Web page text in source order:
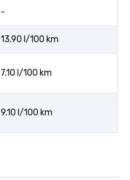
-
13.90 l/100 km
7.10 l/100 km
9.10 l/100 km